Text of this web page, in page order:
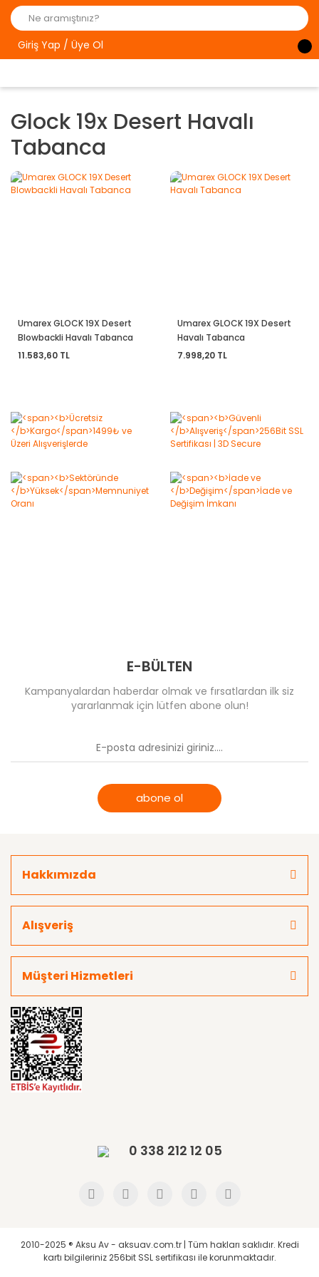
Giriş Yap / Üye Ol
Glock 19x Desert Havalı
Tabanca
Umarex GLOCK 19X Desert
Blowbackli Havalı Tabanca
11.583,60 TL
Umarex GLOCK 19X Desert
Havalı Tabanca
7.998,20 TL
E-BÜLTEN
Kampanyalardan haberdar olmak ve fırsatlardan ilk siz
yararlanmak için lütfen abone olun!
abone ol
Hakkımızda
Alışveriş
Müşteri Hizmetleri
0 338 212 12 05
2010-2025 ® Aksu Av - aksuav.com.tr | Tüm hakları saklıdır. Kredi
kartı bilgileriniz 256bit SSL sertifikası ile korunmaktadır.